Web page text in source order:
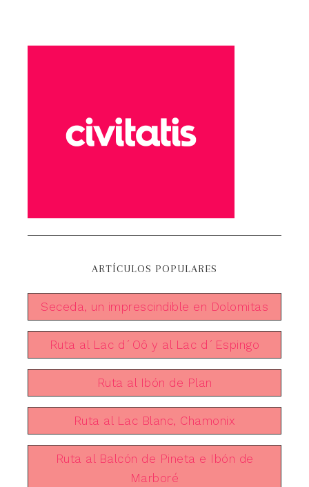
ARTÍCULOS POPULARES
Seceda, un imprescindible en Dolomitas
Ruta al Lac d´Oô y al Lac d´Espingo
Ruta al Ibón de Plan
Ruta al Lac Blanc, Chamonix
Ruta al Balcón de Pineta e Ibón de
Marboré